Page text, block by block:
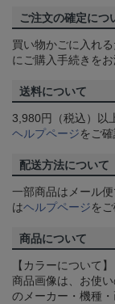
ご注文の確定につ
買い物かごに入れ
にご購入手続きをお
送料について
3,980円（税込）以
ヘルプページをご確
配送方法について
一部商品はメール
はヘルプページを
商品について
【カラーについて】
商品画像は、お使
のメーカー・機種